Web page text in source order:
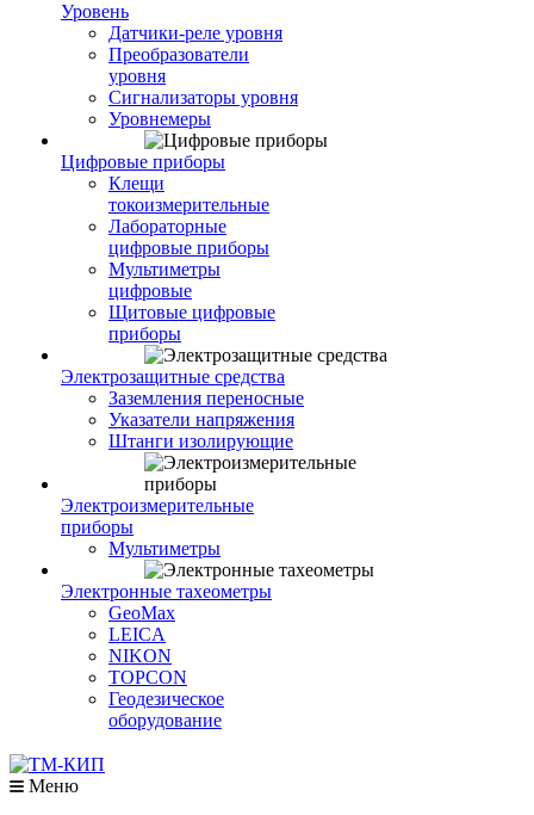
Уровень
Датчики-реле уровня
Преобразователи
уровня
Сигнализаторы уровня
Уровнемеры
Цифровые приборы
Клещи
токоизмерительные
Лабораторные
цифровые приборы
Мультиметры
цифровые
Щитовые цифровые
приборы
Электрозащитные средства
Заземления переносные
Указатели напряжения
Штанги изолирующие
Электроизмерительные
приборы
Мультиметры
Электронные тахеометры
GeoMax
LEICA
NIKON
TOPCON
Геодезическое
оборудование
Меню